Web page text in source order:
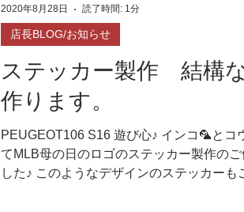
ステッカー製作 結構
作ります。
PEUGEOT106 S16 遊び心♪ インコ🦜とコ
てMLB母の日のロゴのステッカー製作のご
した♪ このようなデザインのステッカーも
店長BLOG/お知らせ
2020年8月28日 読了時間: 1分